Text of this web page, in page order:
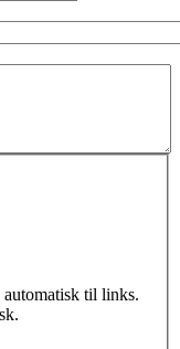
automatisk til links.